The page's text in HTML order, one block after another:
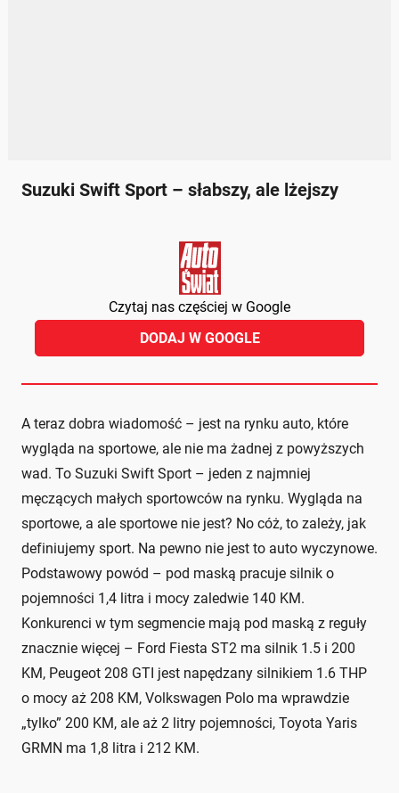
Suzuki Swift Sport – słabszy, ale lżejszy
Czytaj nas częściej w Google
DODAJ W GOOGLE
A teraz dobra wiadomość – jest na rynku auto, które
wygląda na sportowe, ale nie ma żadnej z powyższych
wad. To Suzuki Swift Sport – jeden z najmniej
męczących małych sportowców na rynku. Wygląda na
sportowe, a ale sportowe nie jest? No cóż, to zależy, jak
definiujemy sport. Na pewno nie jest to auto wyczynowe.
Podstawowy powód – pod maską pracuje silnik o
pojemności 1,4 litra i mocy zaledwie 140 KM.
Konkurenci w tym segmencie mają pod maską z reguły
znacznie więcej – Ford Fiesta ST2 ma silnik 1.5 i 200
KM, Peugeot 208 GTI jest napędzany silnikiem 1.6 THP
o mocy aż 208 KM, Volkswagen Polo ma wprawdzie
„tylko” 200 KM, ale aż 2 litry pojemności, Toyota Yaris
GRMN ma 1,8 litra i 212 KM.